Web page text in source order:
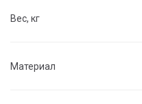
Вес, кг
Материал